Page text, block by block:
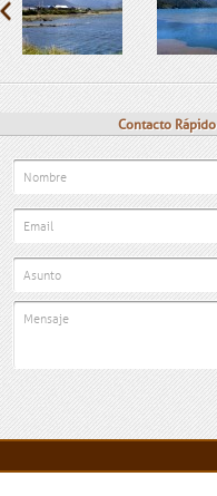
Contacto Rápido